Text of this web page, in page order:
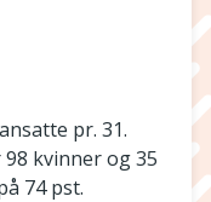
pr. 31.
98 kvinner og 35
74 pst.